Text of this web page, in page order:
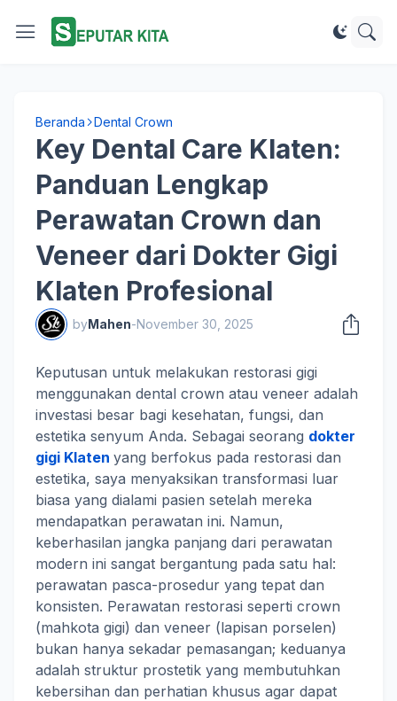
Beranda Dental Crown
Key Dental Care Klaten:
Panduan Lengkap
Perawatan Crown dan
Veneer dari Dokter Gigi
Klaten Profesional
byMahen-November 30, 2025
Keputusan untuk melakukan restorasi gigi
menggunakan dental crown atau veneer adalah
investasi besar bagi kesehatan, fungsi, dan
estetika senyum Anda. Sebagai seorang dokter
gigi Klaten yang berfokus pada restorasi dan
estetika, saya menyaksikan transformasi luar
biasa yang dialami pasien setelah mereka
mendapatkan perawatan ini. Namun,
keberhasilan jangka panjang dari perawatan
modern ini sangat bergantung pada satu hal:
perawatan pasca-prosedur yang tepat dan
konsisten. Perawatan restorasi seperti crown
(mahkota gigi) dan veneer (lapisan porselen)
bukan hanya sekadar pemasangan; keduanya
adalah struktur prostetik yang membutuhkan
kebersihan dan perhatian khusus agar dapat